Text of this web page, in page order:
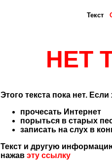
Текст
НЕТ
Этого текста пока нет.
прочесать Интернет
порыться в старых
записать на слух в
Текст и другую
нажав эту ссылку